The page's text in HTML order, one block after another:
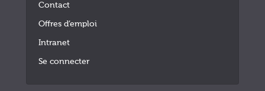
Contact
Offres d’emploi
Intranet
Se connecter